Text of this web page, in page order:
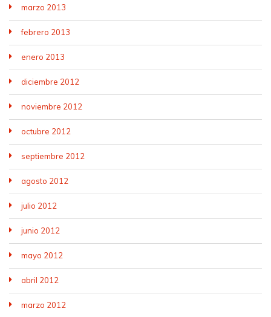
marzo 2013
febrero 2013
enero 2013
diciembre 2012
noviembre 2012
octubre 2012
septiembre 2012
agosto 2012
julio 2012
junio 2012
mayo 2012
abril 2012
marzo 2012